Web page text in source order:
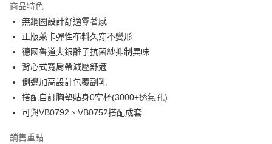
付款後萊爾富取貨
每筆NT$60，滿NT$1,000(含以上)免運費
7-11取貨付款
每筆NT$60，滿NT$1,000(含以上)免運費
付款後7-11取貨
每筆NT$60，滿NT$1,000(含以上)免運費
宅配
商品特色
無鋼圈設計舒適零著感
正版萊卡彈性布料久穿不變形
德國魯道夫銀離子抗菌紗抑制異味
背心式寬肩帶減壓舒適
側邊加高設計包覆副乳
搭配自訂胸墊貼身0空杯(3000+透氣孔)
可與VB0792、VB0752搭配成套
銷售重點